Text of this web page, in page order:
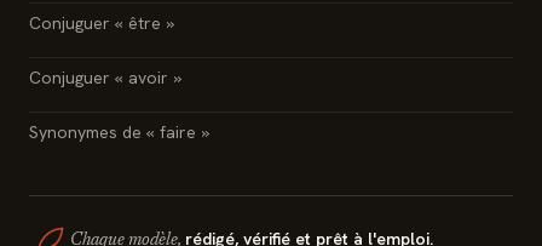
Conjuguer « être »
Conjuguer « avoir »
Synonymes de « faire »
Chaque modèle, rédigé, vérifié et prêt à l'emploi.